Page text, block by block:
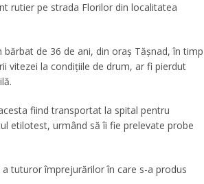
rutier pe strada Florilor din localitatea
de 36 de ani, din oraș Tășnad, în timp
vitezei la condițiile de drum, ar fi pierdut
fiind transportat la spital pentru
etilotest, urmând să îi fie prelevate probe
tuturor împrejurărilor în care s-a produs